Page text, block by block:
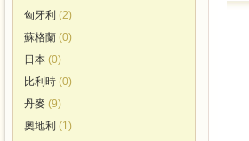
匈牙利 (2)
蘇格蘭 (0)
日本 (0)
比利時 (0)
丹麥 (9)
奧地利 (1)